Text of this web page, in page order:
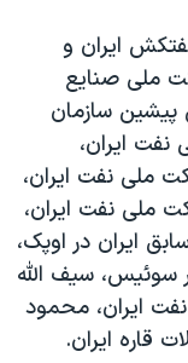
ایران و
ملی صنایع
پیشین سازمان
ایران،
ملی نفت ایران،
ملی نفت ایران،
ایران در اوپک،
سوئیس، سیف الله
ایران، محمود
قاره ایران.